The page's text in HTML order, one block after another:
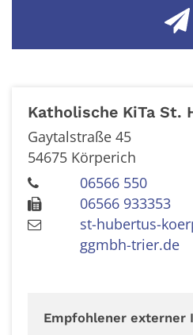
Katholische KiTa St.
Gaytalstraße 45
54675 Körperich
06566 550
06566 933353
st-hubertus-
ggmbh-trier.de
Empfohlener externer